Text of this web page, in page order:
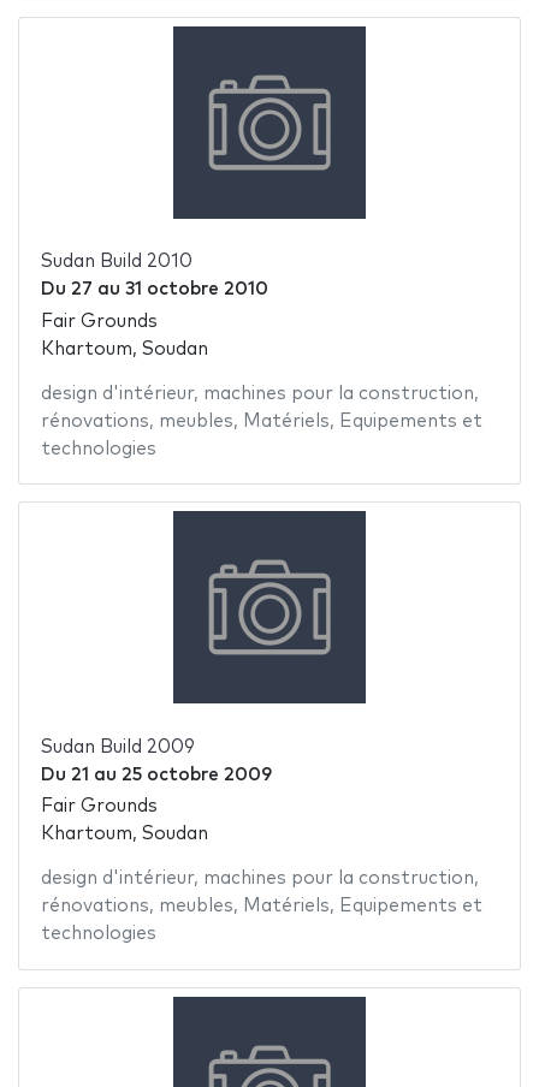
Sudan Build 2010
Du 27 au 31 octobre 2010
Fair Grounds
Khartoum, Soudan
design d'intérieur, machines pour la construction,
rénovations, meubles, Matériels, Equipements et
technologies
Sudan Build 2009
Du 21 au 25 octobre 2009
Fair Grounds
Khartoum, Soudan
design d'intérieur, machines pour la construction,
rénovations, meubles, Matériels, Equipements et
technologies